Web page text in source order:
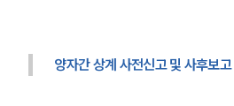
양자간 상계 사전신고 및 사후보